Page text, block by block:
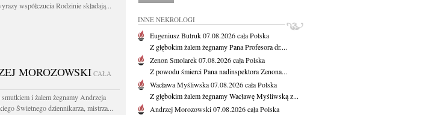
współczucia Rodzinie składają...
MOROZOWSKICAŁA
smutkiem i żalem żegnamy Andrzeja
Świetnego dziennikarza, mistrza...
INNE NEKROLOGI
Eugeniusz Butruk07.08.2026cała Polska
Z głębokim żalem żegnamy Pana Profesora dr....
Zenon Smolarek07.08.2026cała Polska
Z powodu śmierci Pana nadinspektora Zenona...
Wacława Myśliwska07.08.2026cała Polska
Z głębokim żalem żegnamy Wacławę Myśliwską z...
Andrzej Morozowski07.08.2026cała Polska